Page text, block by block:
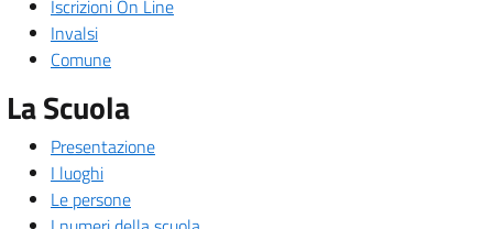
Iscrizioni On Line
Invalsi
Comune
La Scuola
Presentazione
I luoghi
Le persone